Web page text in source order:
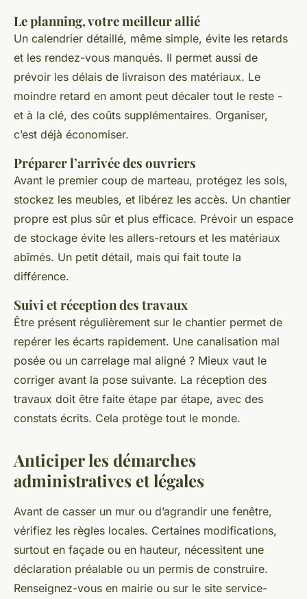
Le planning, votre meilleur allié
Un calendrier détaillé, même simple, évite les retards
et les rendez-vous manqués. Il permet aussi de
prévoir les délais de livraison des matériaux. Le
moindre retard en amont peut décaler tout le reste -
et à la clé, des coûts supplémentaires. Organiser,
c’est déjà économiser.
Préparer l’arrivée des ouvriers
Avant le premier coup de marteau, protégez les sols,
stockez les meubles, et libérez les accès. Un chantier
propre est plus sûr et plus efficace. Prévoir un espace
de stockage évite les allers-retours et les matériaux
abîmés. Un petit détail, mais qui fait toute la
différence.
Suivi et réception des travaux
Être présent régulièrement sur le chantier permet de
repérer les écarts rapidement. Une canalisation mal
posée ou un carrelage mal aligné ? Mieux vaut le
corriger avant la pose suivante. La réception des
travaux doit être faite étape par étape, avec des
constats écrits. Cela protège tout le monde.
Anticiper les démarches
administratives et légales
Avant de casser un mur ou d’agrandir une fenêtre,
vérifiez les règles locales. Certaines modifications,
surtout en façade ou en hauteur, nécessitent une
déclaration préalable ou un permis de construire.
Renseignez-vous en mairie ou sur le site service-